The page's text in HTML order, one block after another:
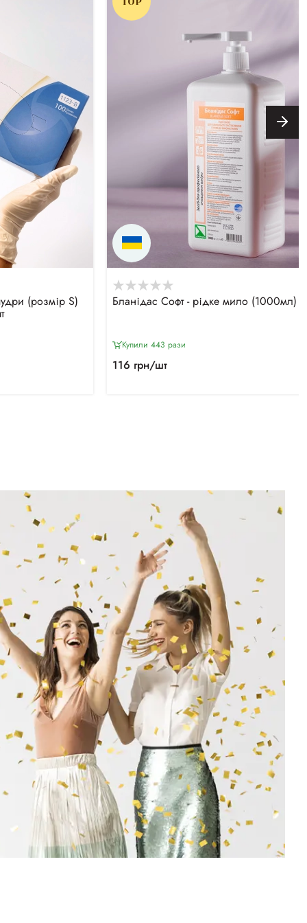
(розмір S) Бланідас Софт - рідке мило (1000мл)
Купили 443 рази
116 грн/шт